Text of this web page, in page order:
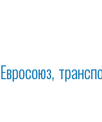
Евросоюз